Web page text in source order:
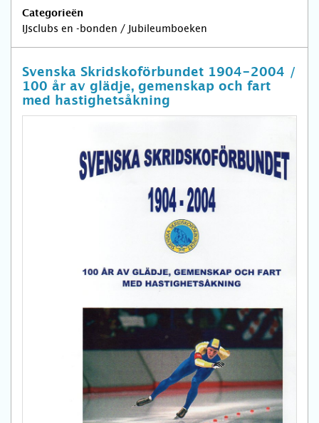
Categorieën
IJsclubs en -bonden / Jubileumboeken
Svenska Skridskoförbundet 1904-2004 /
100 år av glädje, gemenskap och fart
med hastighetsåkning